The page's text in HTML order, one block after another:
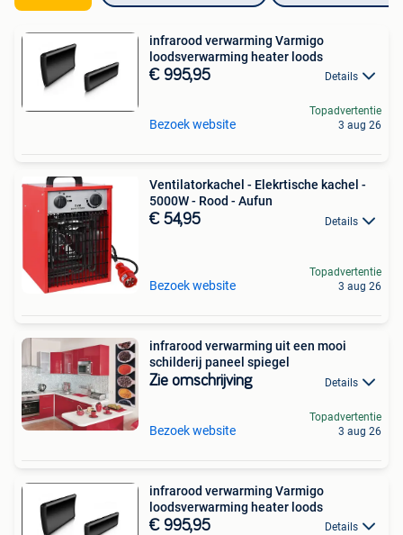
infrarood verwarming Varmigo
loodsverwarming heater loods
€ 995,95 Details
Bezoek website
Topadvertentie
3 aug 26
Ventilatorkachel - Elekrtische kachel -
5000W - Rood - Aufun
€ 54,95 Details
Bezoek website
Topadvertentie
3 aug 26
infrarood verwarming uit een mooi
schilderij paneel spiegel
Zie omschrijving Details
Bezoek website
Topadvertentie
3 aug 26
infrarood verwarming Varmigo
loodsverwarming heater loods
€ 995,95 Details